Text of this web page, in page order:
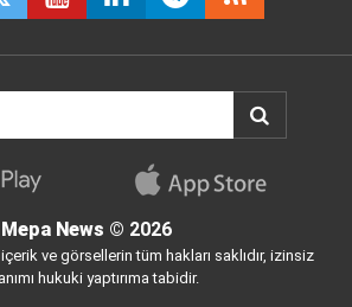
Mepa News © 2026
ve görsellerin tüm hakları saklıdır, izinsiz
hukuki yaptırıma tabidir.